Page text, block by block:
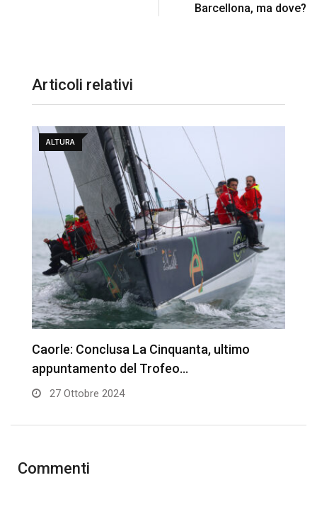
Barcellona, ma dove?
Articoli relativi
ALTURA
Caorle: Conclusa La Cinquanta, ultimo
appuntamento del Trofeo…
27 Ottobre 2024
Commenti